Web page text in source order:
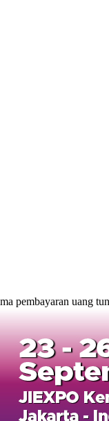
pembayaran uang